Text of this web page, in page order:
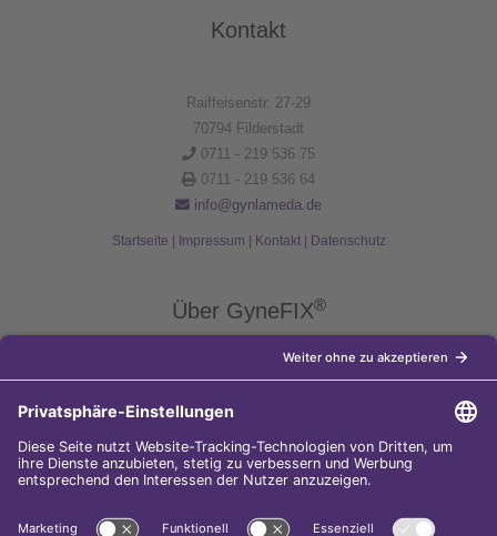
Kontakt
Raiffeisenstr. 27-29
70794 Filderstadt
0711 - 219 536 75
0711 - 219 536 64
info@gynlameda.de
Startseite Impressum Kontakt| Datenschutz
Über GyneFIX®
Die Kupferkette GyneFIX®bietet als Weiterentwicklung der
Kupferspirale Frauen jeden Alters eine moderne Verhütungsmethode
Sie wird wie eine konventionelle Spirale in die Gebärmutterhöhle
eingeführt und sorgt für einen langfristigen und sicheren